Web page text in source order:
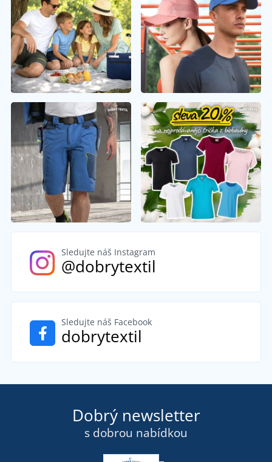
Sledujte náš Instagram
@dobrytextil
Sledujte náš Facebook
dobrytextil
Dobrý newsletter
s dobrou nabídkou